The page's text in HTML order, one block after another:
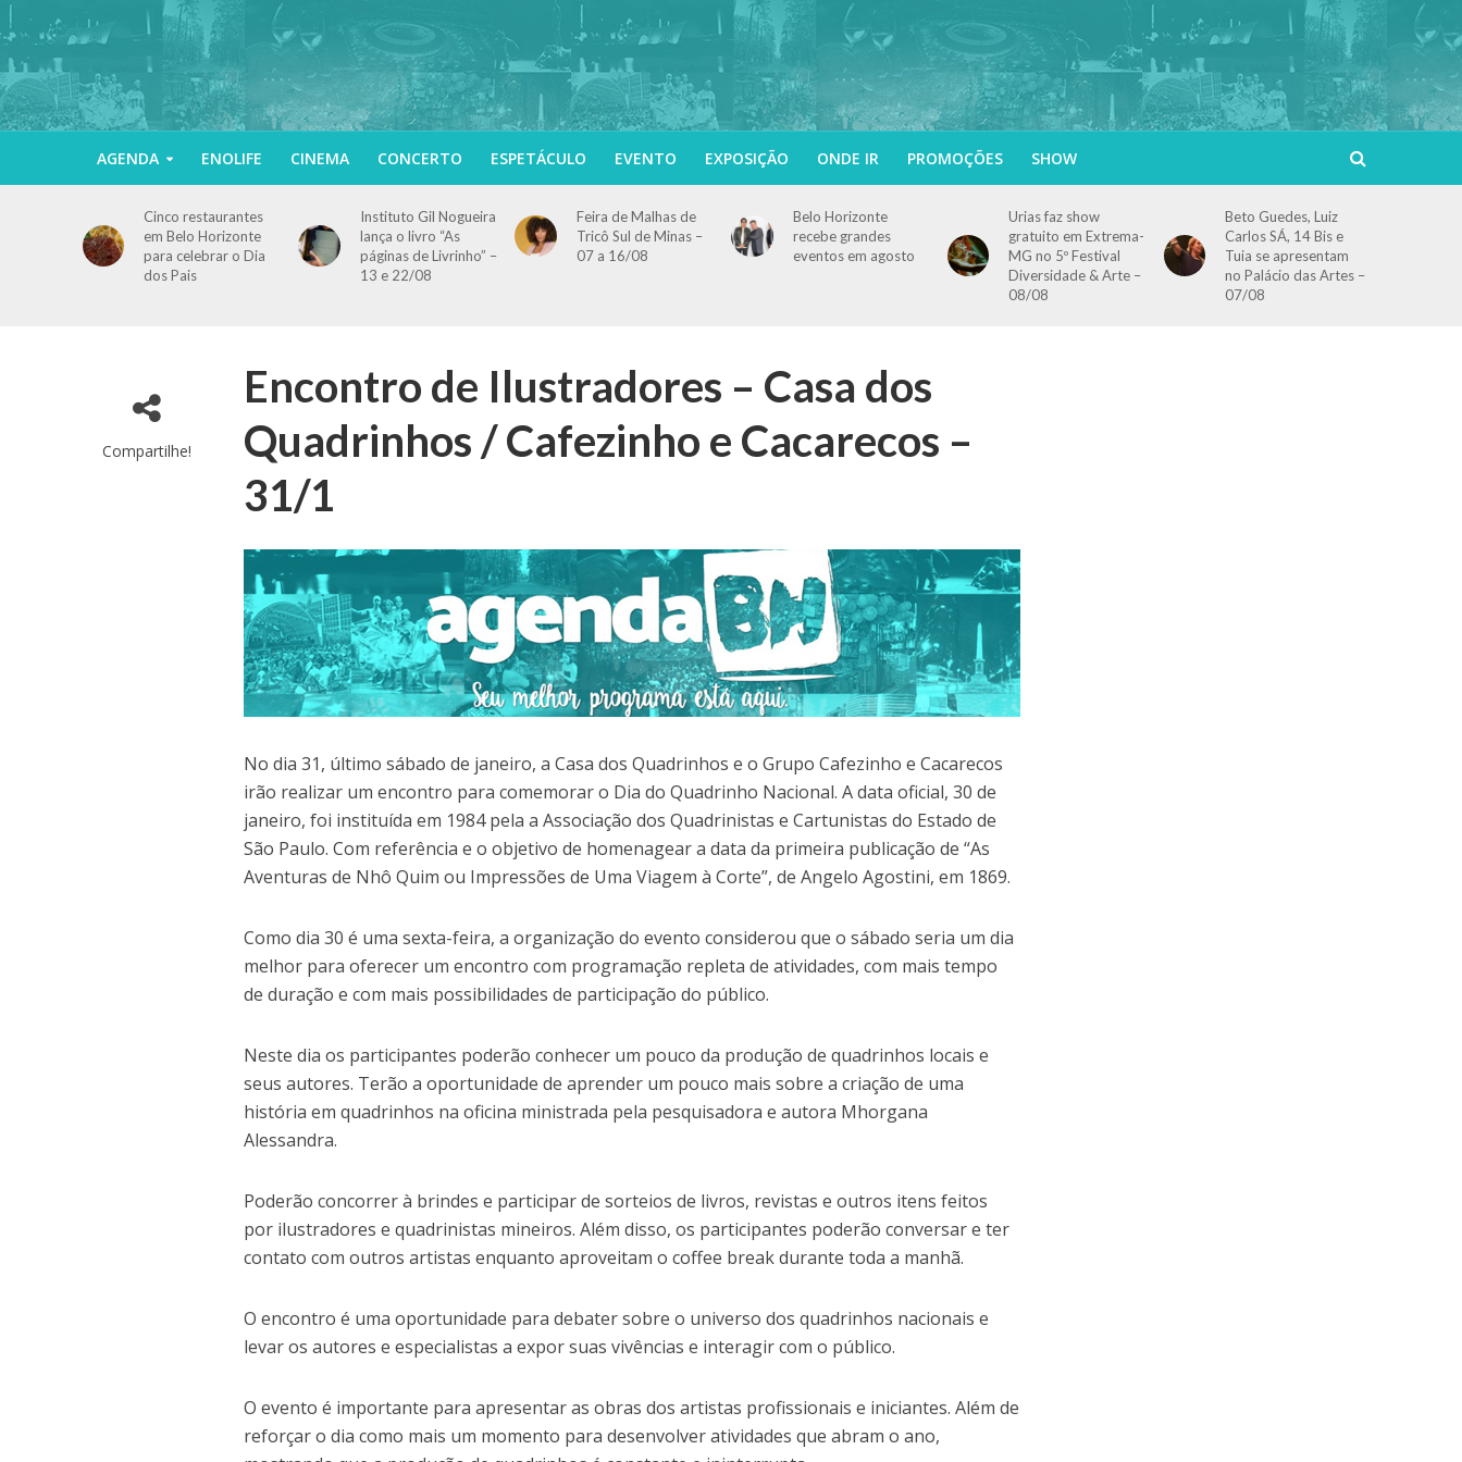
AGENDA ENOLIFE CINEMA CONCERTO ESPETÁCULO EVENTO EXPOSIÇÃO ONDE IR PROMOÇÕES SHOW
Cinco restaurantes
em Belo Horizonte
para celebrar o Dia
dos Pais
Instituto Gil Nogueira
lança o livro “As
páginas de Livrinho” –
13 e 22/08
Feira de Malhas de
Tricô Sul de Minas –
07 a 16/08
Belo Horizonte
recebe grandes
eventos em agosto
Urias faz show
gratuito em Extrema-
MG no 5º Festival
Diversidade & Arte –
08/08
Beto Guedes, Luiz
Carlos SÁ, 14 Bis e
Tuia se apresentam
no Palácio das Artes –
07/08
Compartilhe!
Encontro de Ilustradores – Casa dos
Quadrinhos / Cafezinho e Cacarecos –
31/1
No dia 31, último sábado de janeiro, a Casa dos Quadrinhos e o Grupo Cafezinho e Cacarecos
irão realizar um encontro para comemorar o Dia do Quadrinho Nacional. A data oficial, 30 de
janeiro, foi instituída em 1984 pela a Associação dos Quadrinistas e Cartunistas do Estado de
São Paulo. Com referência e o objetivo de homenagear a data da primeira publicação de “As
Aventuras de Nhô Quim ou Impressões de Uma Viagem à Corte”, de Angelo Agostini, em 1869.
Como dia 30 é uma sexta-feira, a organização do evento considerou que o sábado seria um dia
melhor para oferecer um encontro com programação repleta de atividades, com mais tempo
de duração e com mais possibilidades de participação do público.
Neste dia os participantes poderão conhecer um pouco da produção de quadrinhos locais e
seus autores. Terão a oportunidade de aprender um pouco mais sobre a criação de uma
história em quadrinhos na oficina ministrada pela pesquisadora e autora Mhorgana
Alessandra.
Poderão concorrer à brindes e participar de sorteios de livros, revistas e outros itens feitos
por ilustradores e quadrinistas mineiros. Além disso, os participantes poderão conversar e ter
contato com outros artistas enquanto aproveitam o coffee break durante toda a manhã.
O encontro é uma oportunidade para debater sobre o universo dos quadrinhos nacionais e
levar os autores e especialistas a expor suas vivências e interagir com o público.
O evento é importante para apresentar as obras dos artistas profissionais e iniciantes. Além de
reforçar o dia como mais um momento para desenvolver atividades que abram o ano,